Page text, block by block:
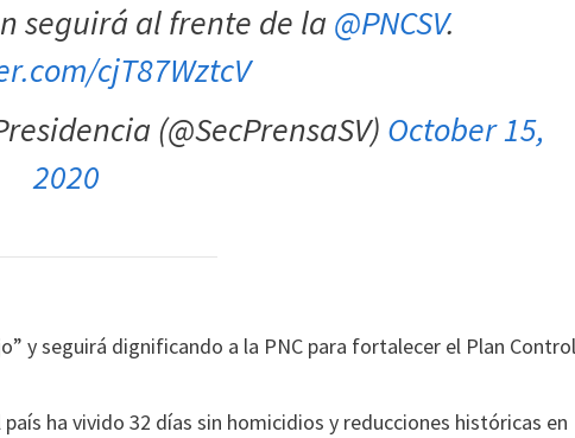
seguirá al frente de la @PNCSV.
cjT87WztcV
(@SecPrensaSV) October 15,
2020
y seguirá dignificando a la PNC para fortalecer el Plan Control
ha vivido 32 días sin homicidios y reducciones históricas en